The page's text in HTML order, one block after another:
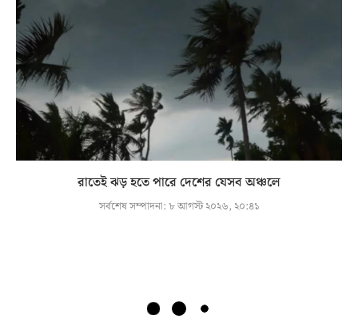
রাতেই ঝড় হতে পারে দেশের যেসব অঞ্চলে
সর্বশেষ সম্পাদনা: ৮ আগস্ট ২০২৬, ২০:৪১